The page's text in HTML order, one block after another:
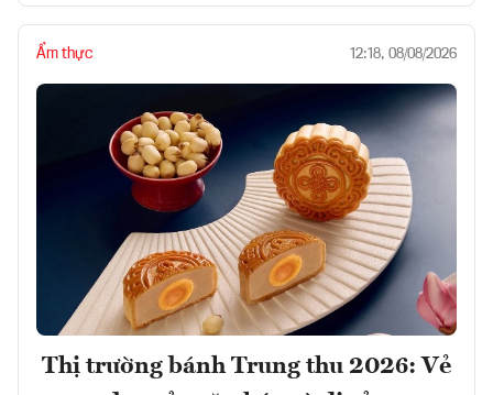
Ẩm thực 12:18, 08/08/2026
Thị trường bánh Trung thu 2026: Vẻ